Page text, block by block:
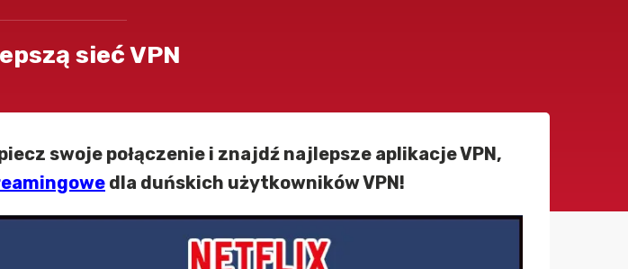
sieć VPN
swoje połączenie i znajdź najlepsze aplikacje VPN,
dla duńskich użytkowników VPN!